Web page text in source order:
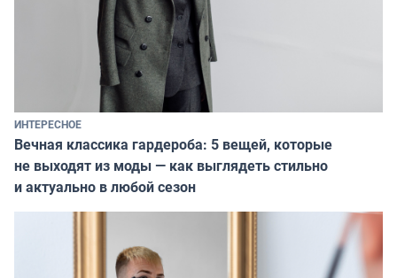
ИНТЕРЕСНОЕ
Вечная классика гардероба: 5 вещей, которые
не выходят из моды — как выглядеть стильно
и актуально в любой сезон